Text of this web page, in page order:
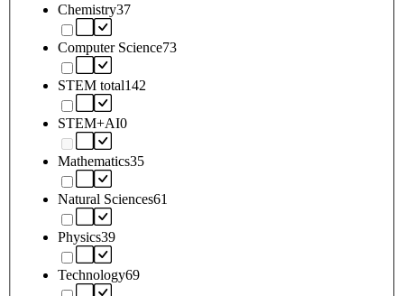
Chemistry37
Computer Science73
STEM total142
STEM+AI0
Mathematics35
Natural Sciences61
Physics39
Technology69